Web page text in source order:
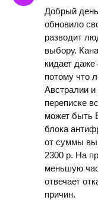
Добрый
обновило
разводит
выбору.
кидает даже
потому что
Австралии
переписке
может быть
блока
от суммы
2300 р. На
меньшую
отвечает
причин.